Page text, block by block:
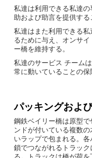
私達は利用できる私達
助および助言を提供する
私達はまた利用できる
るために与え、オンサ
ー橋を維持する。
私達のサービス チーム
常に動いていることの保
パッキングおよ
鋼鉄ベイリー橋は原型
ンドが付いている複数
いラップで包まれる。
鎖でつながれるトラッ